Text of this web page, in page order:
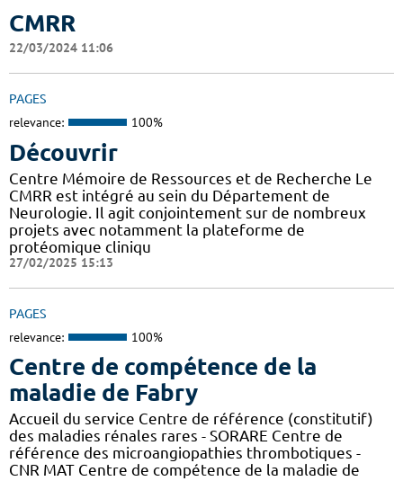
CMRR
22/03/2024 11:06
PAGES
relevance: 100%
Découvrir
Centre Mémoire de Ressources et de Recherche Le
CMRR est intégré au sein du Département de
Neurologie. Il agit conjointement sur de nombreux
projets avec notamment la plateforme de
protéomique cliniqu
27/02/2025 15:13
PAGES
relevance: 100%
Centre de compétence de la
maladie de Fabry
Accueil du service Centre de référence (constitutif)
des maladies rénales rares - SORARE Centre de
référence des microangiopathies thrombotiques -
CNR MAT Centre de compétence de la maladie de